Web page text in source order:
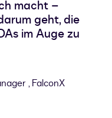
macht –
geht, die
im Auge zu
, FalconX